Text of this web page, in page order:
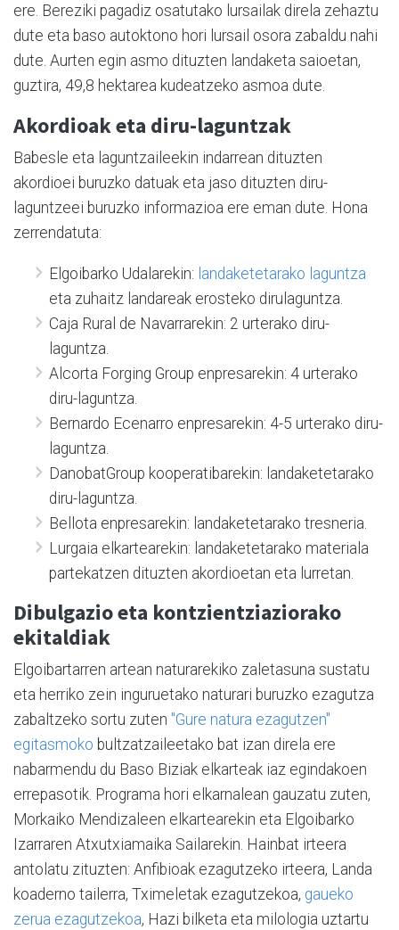
ere. Bereziki pagadiz osatutako lursailak direla zehaztu
dute eta baso autoktono hori lursail osora zabaldu nahi
dute. Aurten egin asmo dituzten landaketa saioetan,
guztira, 49,8 hektarea kudeatzeko asmoa dute.
Akordioak eta diru-laguntzak
Babesle eta laguntzaileekin indarrean dituzten
akordioei buruzko datuak eta jaso dituzten diru-
laguntzeei buruzko informazioa ere eman dute. Hona
zerrendatuta:
Elgoibarko Udalarekin: landaketetarako laguntza
eta zuhaitz landareak erosteko dirulaguntza.
Caja Rural de Navarrarekin: 2 urterako diru-
laguntza.
Alcorta Forging Group enpresarekin: 4 urterako
diru-laguntza.
Bernardo Ecenarro enpresarekin: 4-5 urterako diru-
laguntza.
DanobatGroup kooperatibarekin: landaketetarako
diru-laguntza.
Bellota enpresarekin: landaketetarako tresneria.
Lurgaia elkartearekin: landaketetarako materiala
partekatzen dituzten akordioetan eta lurretan.
Dibulgazio eta kontzientziaziorako
ekitaldiak
Elgoibartarren artean naturarekiko zaletasuna sustatu
eta herriko zein inguruetako naturari buruzko ezagutza
zabaltzeko sortu zuten "Gure natura ezagutzen"
egitasmoko bultzatzaileetako bat izan direla ere
nabarmendu du Baso Biziak elkarteak iaz egindakoen
errepasotik. Programa hori elkarnalean gauzatu zuten,
Morkaiko Mendizaleen elkartearekin eta Elgoibarko
Izarraren Atxutxiamaika Sailarekin. Hainbat irteera
antolatu zituzten: Anfibioak ezagutzeko irteera, Landa
koaderno tailerra, Tximeletak ezagutzekoa, gaueko
zerua ezagutzekoa, Hazi bilketa eta milologia uztartu